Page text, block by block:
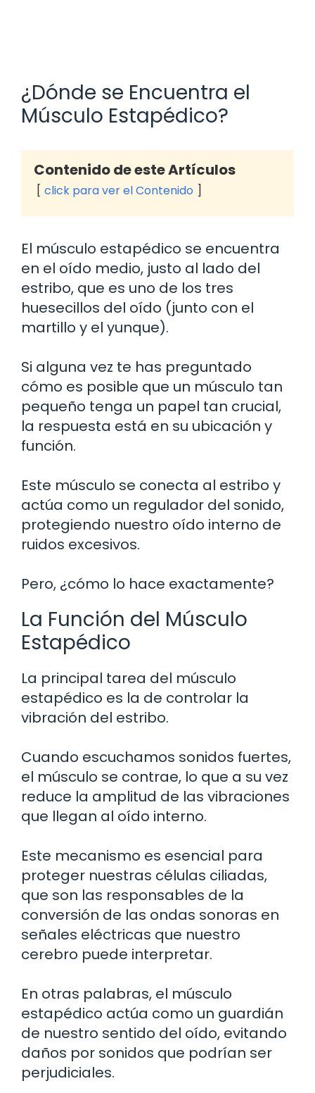
¿Dónde se Encuentra el
Músculo Estapédico?
Contenido de este Artículos
click para ver el Contenido
El músculo estapédico se encuentra
en el oído medio, justo al lado del
estribo, que es uno de los tres
huesecillos del oído (junto con el
martillo y el yunque).
Si alguna vez te has preguntado
cómo es posible que un músculo tan
pequeño tenga un papel tan crucial,
la respuesta está en su ubicación y
función.
Este músculo se conecta al estribo y
actúa como un regulador del sonido,
protegiendo nuestro oído interno de
ruidos excesivos.
Pero, ¿cómo lo hace exactamente?
La Función del Músculo
Estapédico
La principal tarea del músculo
estapédico es la de controlar la
vibración del estribo.
Cuando escuchamos sonidos fuertes,
el músculo se contrae, lo que a su vez
reduce la amplitud de las vibraciones
que llegan al oído interno.
Este mecanismo es esencial para
proteger nuestras células ciliadas,
que son las responsables de la
conversión de las ondas sonoras en
señales eléctricas que nuestro
cerebro puede interpretar.
En otras palabras, el músculo
estapédico actúa como un guardián
de nuestro sentido del oído, evitando
daños por sonidos que podrían ser
perjudiciales.